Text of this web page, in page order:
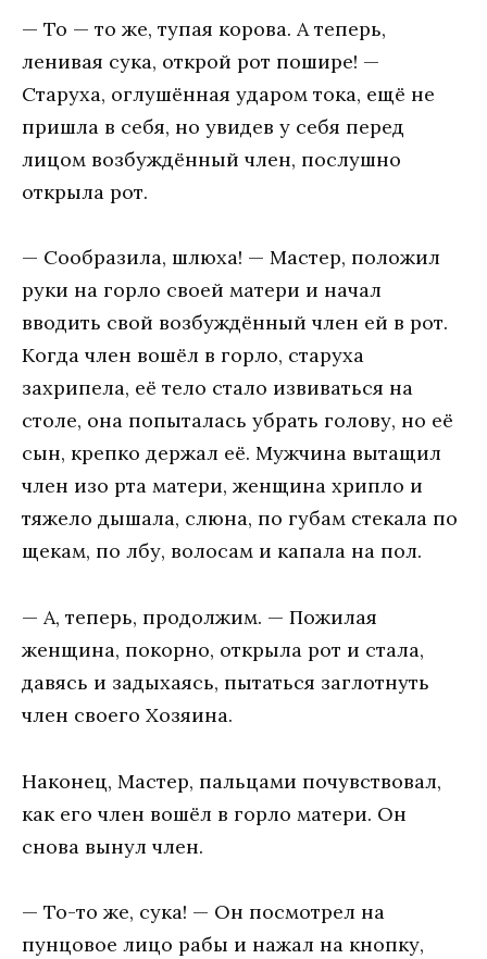
— То — то же, тупая корова. А теперь,
ленивая сука, открой рот пошире! —
Старуха, оглушённая ударом тока, ещё не
пришла в себя, но увидев у себя перед
лицом возбуждённый член, послушно
открыла рот.
— Сообразила, шлюха! — Мастер, положил
руки на горло своей матери и начал
вводить свой возбуждённый член ей в рот.
Когда член вошёл в горло, старуха
захрипела, её тело стало извиваться на
столе, она попыталась убрать голову, но её
сын, крепко держал её. Мужчина вытащил
член изо рта матери, женщина хрипло и
тяжело дышала, слюна, по губам стекала по
щекам, по лбу, волосам и капала на пол.
— А, теперь, продолжим. — Пожилая
женщина, покорно, открыла рот и стала,
давясь и задыхаясь, пытаться заглотнуть
член своего Хозяина.
Наконец, Мастер, пальцами почувствовал,
как его член вошёл в горло матери. Он
снова вынул член.
— То-то же, сука! — Он посмотрел на
пунцовое лицо рабы и нажал на кнопку,